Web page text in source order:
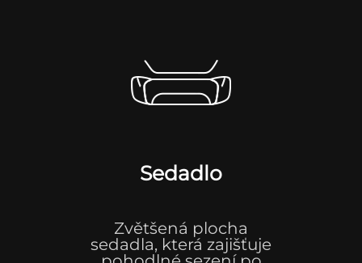
Sedadlo
Zvětšená plocha
sedadla, která zajišťuje